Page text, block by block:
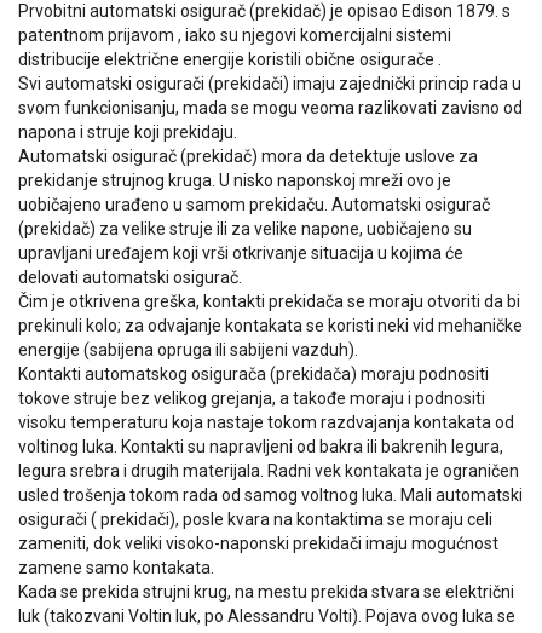
Prvobitni automatski osigurač (prekidač) je opisao Edison 1879. s
patentnom prijavom , iako su njegovi komercijalni sistemi
distribucije električne energije koristili obične osigurače .
Svi automatski osigurači (prekidači) imaju zajednički princip rada u
svom funkcionisanju, mada se mogu veoma razlikovati zavisno od
napona i struje koji prekidaju.
Automatski osigurač (prekidač) mora da detektuje uslove za
prekidanje strujnog kruga. U nisko naponskoj mreži ovo je
uobičajeno urađeno u samom prekidaču. Automatski osigurač
(prekidač) za velike struje ili za velike napone, uobičajeno su
upravljani uređajem koji vrši otkrivanje situacija u kojima će
delovati automatski osigurač.
Čim je otkrivena greška, kontakti prekidača se moraju otvoriti da bi
prekinuli kolo; za odvajanje kontakata se koristi neki vid mehaničke
energije (sabijena opruga ili sabijeni vazduh).
Kontakti automatskog osigurača (prekidača) moraju podnositi
tokove struje bez velikog grejanja, a takođe moraju i podnositi
visoku temperaturu koja nastaje tokom razdvajanja kontakata od
voltinog luka. Kontakti su napravljeni od bakra ili bakrenih legura,
legura srebra i drugih materijala. Radni vek kontakata je ograničen
usled trošenja tokom rada od samog voltnog luka. Mali automatski
osigurači ( prekidači), posle kvara na kontaktima se moraju celi
zameniti, dok veliki visoko-naponski prekidači imaju mogućnost
zamene samo kontakata.
Kada se prekida strujni krug, na mestu prekida stvara se električni
luk (takozvani Voltin luk, po Alessandru Volti). Pojava ovog luka se